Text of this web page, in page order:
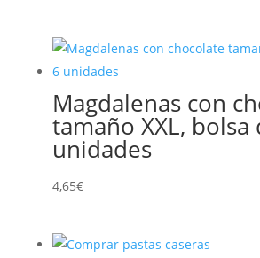
Magdalenas con
tamaño XXL, bolsa
unidades
4,65€